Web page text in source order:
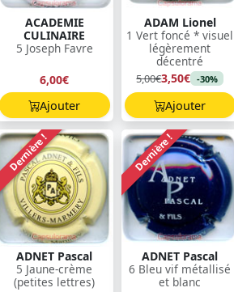
ACADEMIE
CULINAIRE
5 Joseph Favre
6,00€
Ajouter
ADAM Lionel
1 Vert foncé * visuel
légèrement
décentré
5,00€3,50€ -30%
Ajouter
Dernière !
ADNET Pascal
5 Jaune-crème
(petites lettres)
Dernière !
ADNET Pascal
6 Bleu vif métallisé
et blanc